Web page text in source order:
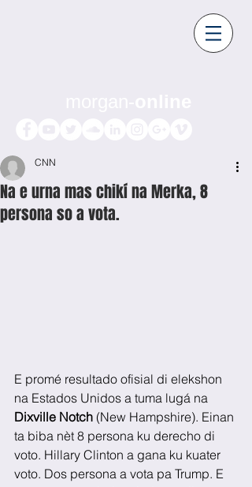
Na e urna mas chikí na Merka, 8
persona so a vota.
CNN
E promé resultado ofisial di elekshon
na Estados Unidos a tuma lugá na
Dixville Notch (New Hampshire). Einan
ta biba nèt 8 persona ku derecho di
voto. Hillary Clinton a gana ku kuater
voto. Dos persona a vota pa Trump. E